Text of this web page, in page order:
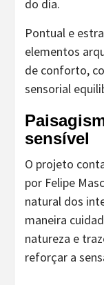
do dia.
Pontual e
elementos
de conforto,
sensorial
sensível
O projeto
por Felipe
natural dos
maneira
natureza e
reforçar a